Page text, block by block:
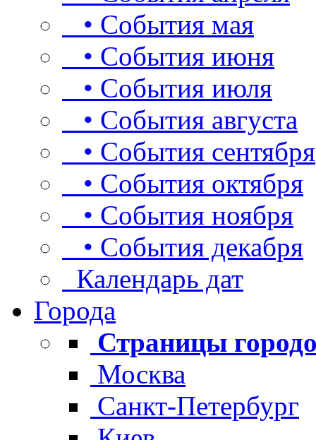
• События мая
• События июня
• События июля
• События августа
• События сентября
• События октября
• События ноября
• События декабря
Календарь дат
Города
Страницы
Москва
Санкт-Петербург